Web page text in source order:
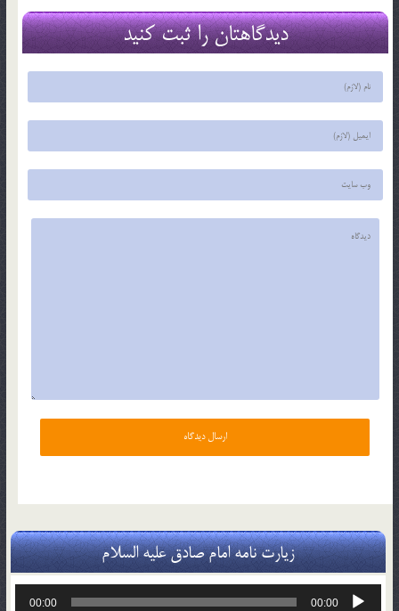
دیدگاهتان را ثبت کنید
زیارت نامه امام صادق علیه السلام
پخش‌کننده
00:00
00:00